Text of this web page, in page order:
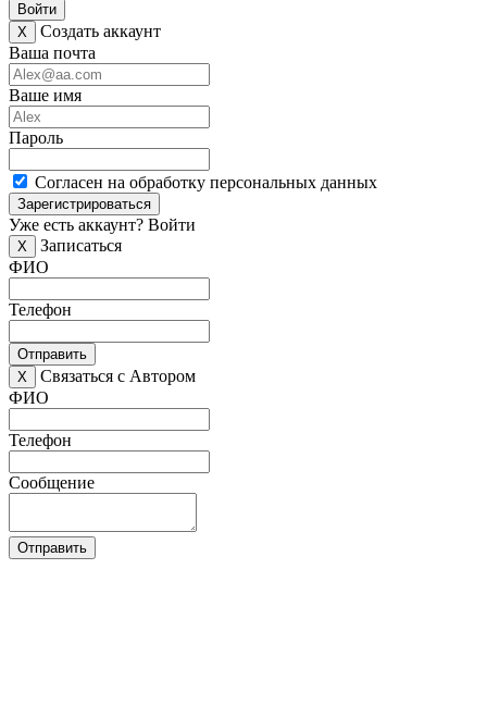
Войти
X
Создать аккаунт
Ваша почта
Ваше имя
Пароль
Согласен на обработку персональных данных
Зарегистрироваться
Уже есть аккаунт? Войти
X
Записаться
ФИО
Телефон
Отправить
X
Связаться с Автором
ФИО
Телефон
Сообщение
Отправить